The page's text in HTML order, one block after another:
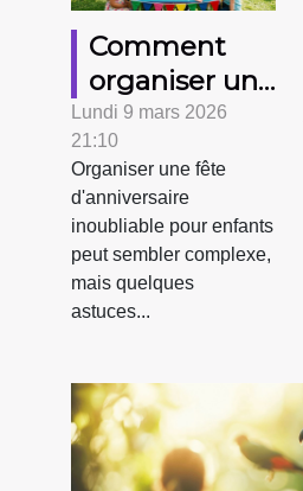
Comment
organiser une
fête
d'anniversaire
mémorable
pour enfants
?
Lundi 9 mars 2026
21:10
Organiser une fête
d'anniversaire
inoubliable pour enfants
peut sembler complexe,
mais quelques
astuces...